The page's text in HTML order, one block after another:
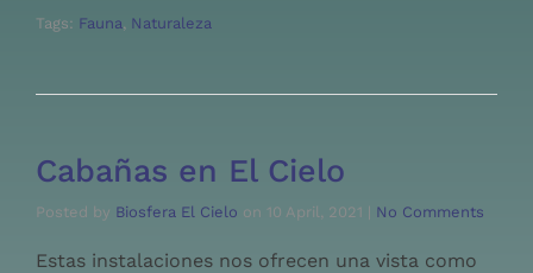
Tags: Fauna, Naturaleza
Cabañas en El Cielo
Posted by Biosfera El Cielo on 10 April, 2021 No Comments
Estas instalaciones nos ofrecen una vista como